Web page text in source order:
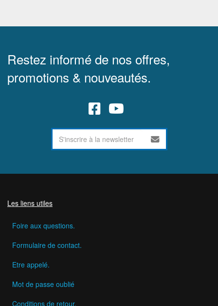
Restez informé de nos offres,
promotions & nouveautés.
Les liens utiles
Foire aux questions.
Formulaire de contact.
Etre appelé.
Mot de passe oublié
Conditions de retour.